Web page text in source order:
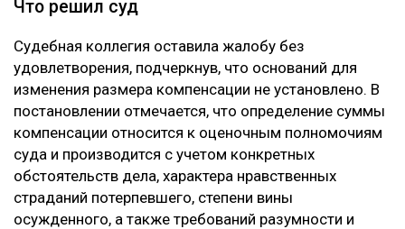
Что решил суд
Судебная коллегия оставила жалобу без
удовлетворения, подчеркнув, что оснований для
изменения размера компенсации не установлено. В
постановлении отмечается, что определение суммы
компенсации относится к оценочным полномочиям
суда и производится с учетом конкретных
обстоятельств дела, характера нравственных
страданий потерпевшего, степени вины
осужденного, а также требований разумности и